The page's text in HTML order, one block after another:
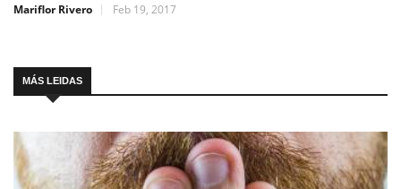
Mariflor Rivero
Feb 19, 2017
MÁS LEIDAS